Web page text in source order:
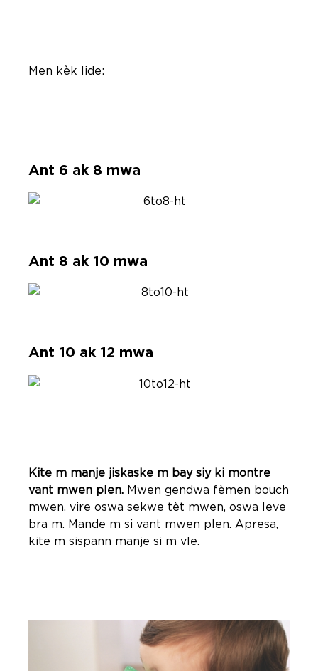
Men kèk lide:
Ant 6 ak 8 mwa
Ant 8 ak 10 mwa
Ant 10 ak 12 mwa
Kite m manje jiskaske m bay siy ki montre
vant mwen plen. Mwen gendwa fèmen bouch
mwen, vire oswa sekwe tèt mwen, oswa leve
bra m. Mande m si vant mwen plen. Apresa,
kite m sispann manje si m vle.